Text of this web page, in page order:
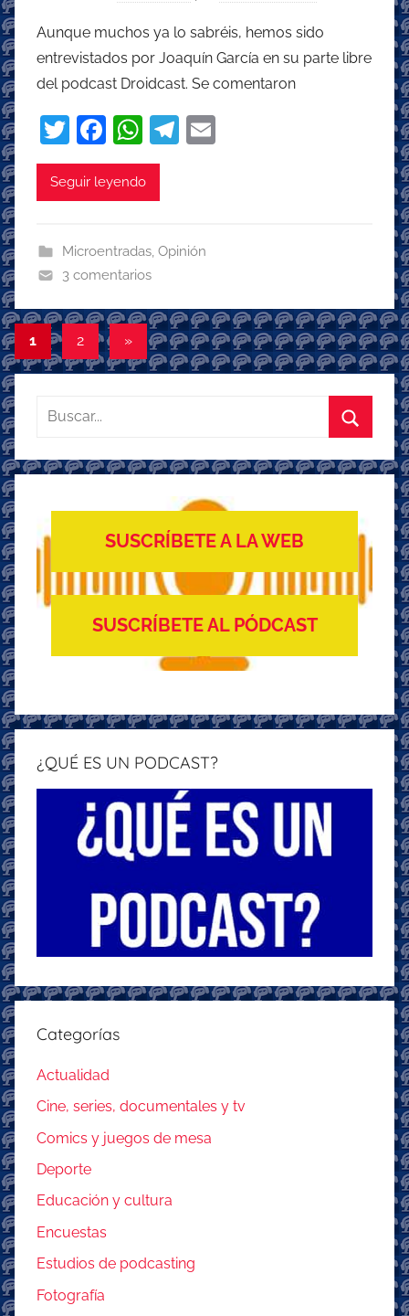
Aunque muchos ya lo sabréis, hemos sido
entrevistados por Joaquín García en su parte libre
del podcast Droidcast. Se comentaron
T
w
itt
F
a
c
b
o
o
k
W
h
at
A
p
p
T
a
Seguir leyendo
Microentradas, Opinión
3 comentarios
Paginación
de
entradas
1 2
Entradas
siguientes
»
Buscar:
Buscar
SUSCRÍBETE A LA WEB
SUSCRÍBETE AL PÓDCAST
¿QUÉ ES UN PODCAST?
Categorías
Actualidad
Cine, series, documentales y tv
Comics y juegos de mesa
Deporte
Educación y cultura
Encuestas
Estudios de podcasting
Fotografía